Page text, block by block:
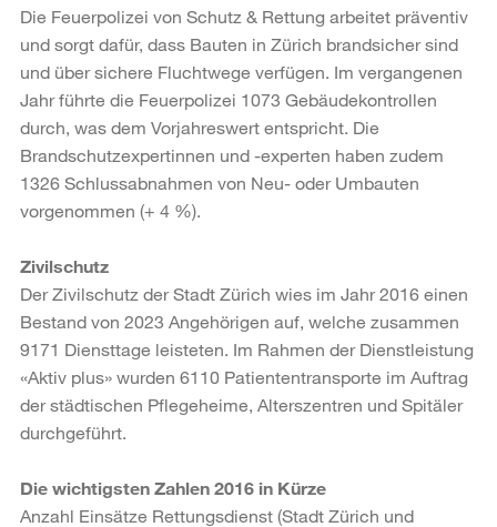
Die Feuerpolizei von Schutz & Rettung arbeitet präventiv
und sorgt dafür, dass Bauten in Zürich brandsicher sind
und über sichere Fluchtwege verfügen. Im vergangenen
Jahr führte die Feuerpolizei 1073 Gebäudekontrollen
durch, was dem Vorjahreswert entspricht. Die
Brandschutzexpertinnen und -experten haben zudem
1326 Schlussabnahmen von Neu- oder Umbauten
vorgenommen (+ 4 %).
Zivilschutz
Der Zivilschutz der Stadt Zürich wies im Jahr 2016 einen
Bestand von 2023 Angehörigen auf, welche zusammen
9171 Diensttage leisteten. Im Rahmen der Dienstleistung
«Aktiv plus» wurden 6110 Patiententransporte im Auftrag
der städtischen Pflegeheime, Alterszentren und Spitäler
durchgeführt.
Die wichtigsten Zahlen 2016 in Kürze
Anzahl Einsätze Rettungsdienst (Stadt Zürich und